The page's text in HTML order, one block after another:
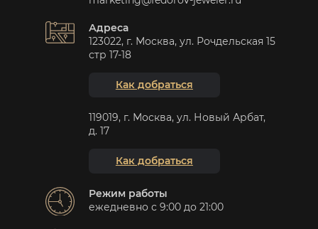
Адреса
123022, г. Москва, ул. Рочдельская 15
стр 17-18
Как добраться
119019, г. Москва, ул. Новый Арбат,
д. 17
Как добраться
Режим работы
ежедневно с 9:00 до 21:00